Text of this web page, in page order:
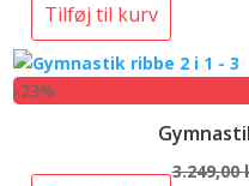
Tilføj til kurv
-23%
3.249,00